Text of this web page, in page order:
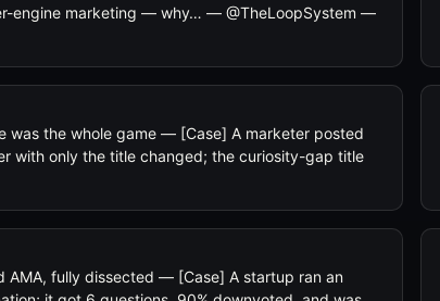
engine marketing — why… — @TheLoopSystem —
was the whole game — [Case] A marketer posted
with only the title changed; the curiosity-gap title
AMA, fully dissected — [Case] A startup ran an